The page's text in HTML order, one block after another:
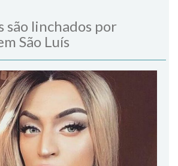
são linchados por
São Luís